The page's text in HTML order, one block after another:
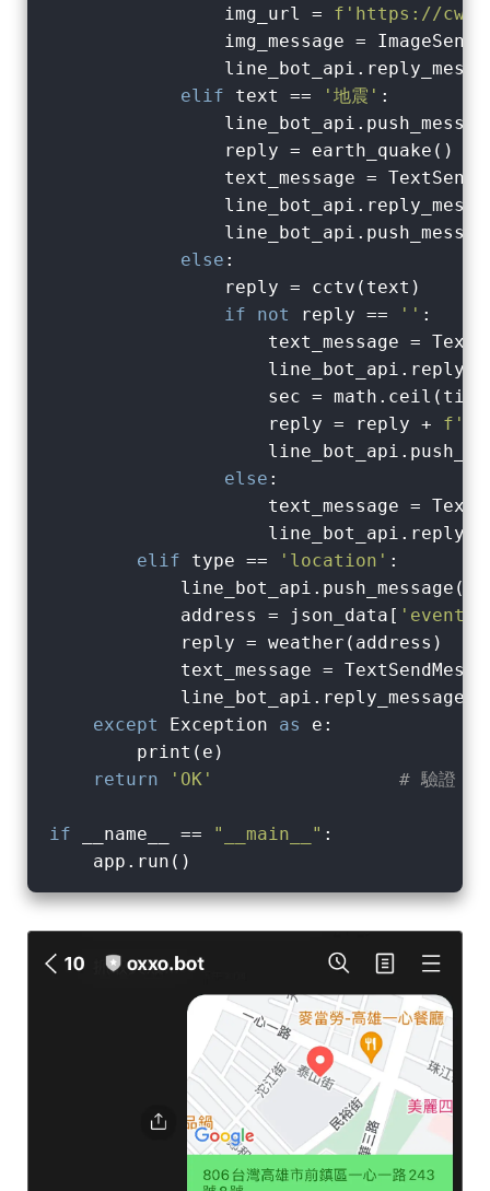
                img_url =
f'https://
img_message =
elif text == '地震' :
                reply = earth_quake()
text_message =
else :
                reply = cctv(text)
if
not reply == '' :
text_message =
sec =
                    reply = reply +
else :
text_message =
elif type == 'location' :
            address = json_data[
'events'
            reply = weather(address)
text_message =
except
Exception as
e:
        print(e)
return
'OK' # 驗證
if __name__ == "__main__" :